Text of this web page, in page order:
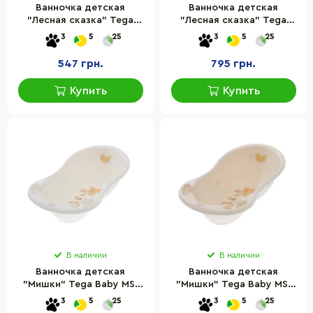
Ванночка детская
"Лесная сказка" Tega
Baby FF-004-112 светло-
зеленый, 86 см
3 5 25
547 грн.
Купить
Ванночка детская
"Лесная сказка" Tega
Baby FF-005-108 голубой,
102 см
3 5 25
795 грн.
Купить
В наличии
Ванночка детская
"Мишки" Tega Baby MS-
004-118 белая жемчужина,
86 см
3 5 25
В наличии
Ванночка детская
"Мишки" Tega Baby MS-
004-119 розовый, 86 см
3 5 25